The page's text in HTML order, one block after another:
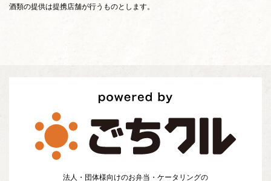
酒類の提供は提携店舗が行うものとします。
法人・団体様向けのお弁当・ケータリングの